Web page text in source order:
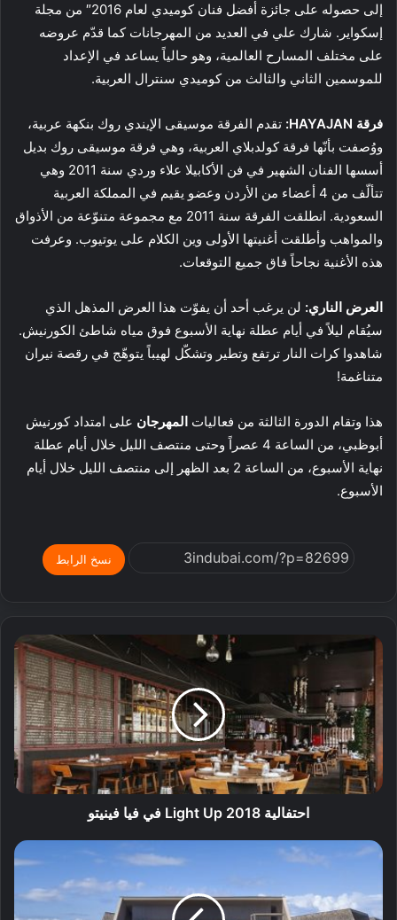
إلى حصوله على جائزة أفضل فنان كوميدي لعام 2016″ من مجلة
إسكواير. شارك علي في العديد من المهرجانات كما قدّم عروضه
على مختلف المسارح العالمية، وهو حالياً يساعد في الإعداد
للموسمين الثاني والثالث من كوميدي سنترال العربية.
فرقة HAYAJAN
: تقدم الفرقة موسيقى الإيندي روك بنكهة عربية،
ووُصفت بأنّها فرقة كولدبلاي العربية، وهي فرقة موسيقى روك بديل
أسسها الفنان الشهير في فن الأكابيلا علاء وردي سنة 2011 وهي
تتألّف من 4 أعضاء من الأردن وعضو يقيم في المملكة العربية
السعودية. انطلقت الفرقة سنة 2011 مع مجموعة متنوّعة من الأذواق
والمواهب وأطلقت أغنيتها الأولى وين الكلام على يوتيوب. وعرفت
هذه الأغنية نجاحاً فاق جميع التوقعات.
العرض الناري: لن يرغب أحد أن يفوّت هذا العرض المذهل الذي
سيُقام ليلاً في أيام عطلة نهاية الأسبوع فوق مياه شاطئ الكورنيش.
شاهدوا كرات النار ترتفع وتطير وتشكّل لهيباً يتوهّج في رقصة نيران
متناغمة!
هذا وتقام الدورة الثالثة من فعاليات المهرجان على امتداد كورنيش
أبوظبي، من الساعة 4 عصراً وحتى منتصف الليل خلال أيام عطلة
نهاية الأسبوع، من الساعة 2 بعد الظهر إلى منتصف الليل خلال أيام
الأسبوع.
نسخ الرابط
احتفالية Light Up 2018 في فيا فينيتو